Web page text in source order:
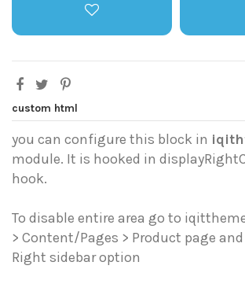
custom html
you can configure this block in
module. It is hooked in
hook.
To disable entire area go to
> Content/Pages > Product page
Right sidebar option